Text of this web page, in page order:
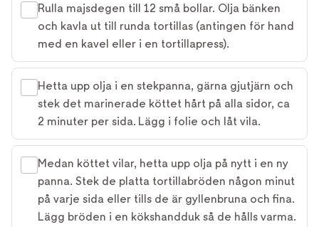
Rulla majsdegen till 12 små bollar. Olja bänken
och kavla ut till runda tortillas (antingen för hand
med en kavel eller i en tortillapress).
Hetta upp olja i en stekpanna, gärna gjutjärn och
stek det marinerade köttet hårt på alla sidor, ca
2 minuter per sida. Lägg i folie och låt vila.
Medan köttet vilar, hetta upp olja på nytt i en ny
panna. Stek de platta tortillabröden någon minut
på varje sida eller tills de är gyllenbruna och fina.
Lägg bröden i en kökshandduk så de hålls varma.